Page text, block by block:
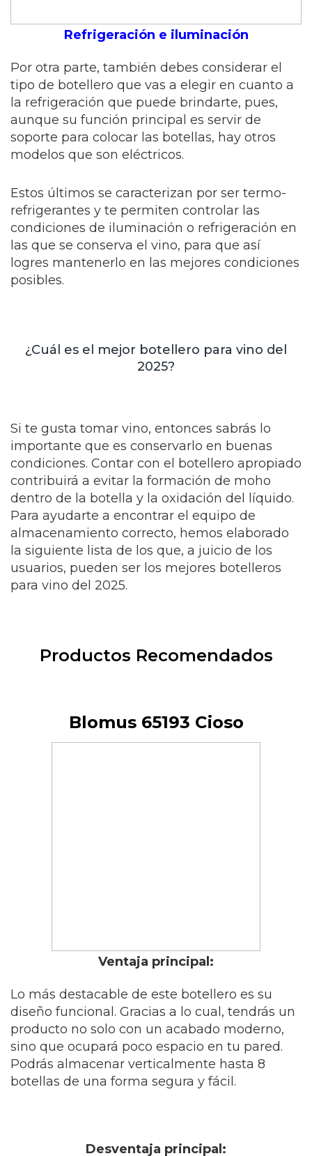
Refrigeración e iluminación
Por otra parte, también debes considerar el
tipo de botellero que vas a elegir en cuanto a
la refrigeración que puede brindarte, pues,
aunque su función principal es servir de
soporte para colocar las botellas, hay otros
modelos que son eléctricos.
Estos últimos se caracterizan por ser termo-
refrigerantes y te permiten controlar las
condiciones de iluminación o refrigeración en
las que se conserva el vino, para que así
logres mantenerlo en las mejores condiciones
posibles.
¿Cuál es el mejor botellero para vino del
2025?
Si te gusta tomar vino, entonces sabrás lo
importante que es conservarlo en buenas
condiciones. Contar con el botellero apropiado
contribuirá a evitar la formación de moho
dentro de la botella y la oxidación del líquido.
Para ayudarte a encontrar el equipo de
almacenamiento correcto, hemos elaborado
la siguiente lista de los que, a juicio de los
usuarios, pueden ser los mejores botelleros
para vino del 2025.
Productos Recomendados
Blomus 65193 Cioso
Ventaja principal:
Lo más destacable de este botellero es su
diseño funcional. Gracias a lo cual, tendrás un
producto no solo con un acabado moderno,
sino que ocupará poco espacio en tu pared.
Podrás almacenar verticalmente hasta 8
botellas de una forma segura y fácil.
Desventaja principal: